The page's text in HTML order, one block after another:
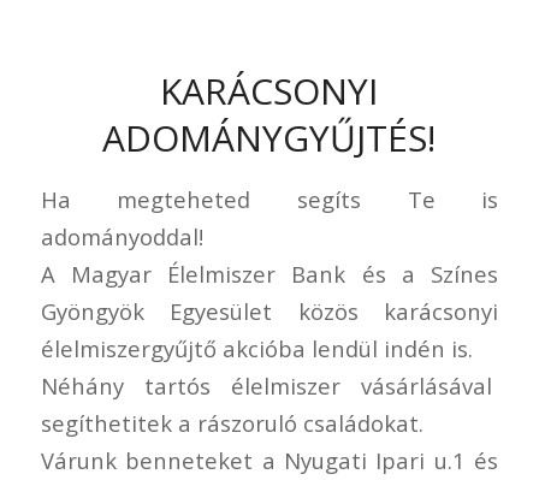
KARÁCSONYI
ADOMÁNYGYŰJTÉS!
Ha megteheted segíts Te is
adományoddal!
A Magyar Élelmiszer Bank és a Színes
Gyöngyök Egyesület közös karácsonyi
élelmiszergyűjtő akcióba lendül indén is.
Néhány tartós élelmiszer vásárlásával
segíthetitek a rászoruló családokat.
Várunk benneteket a Nyugati Ipari u.1 és